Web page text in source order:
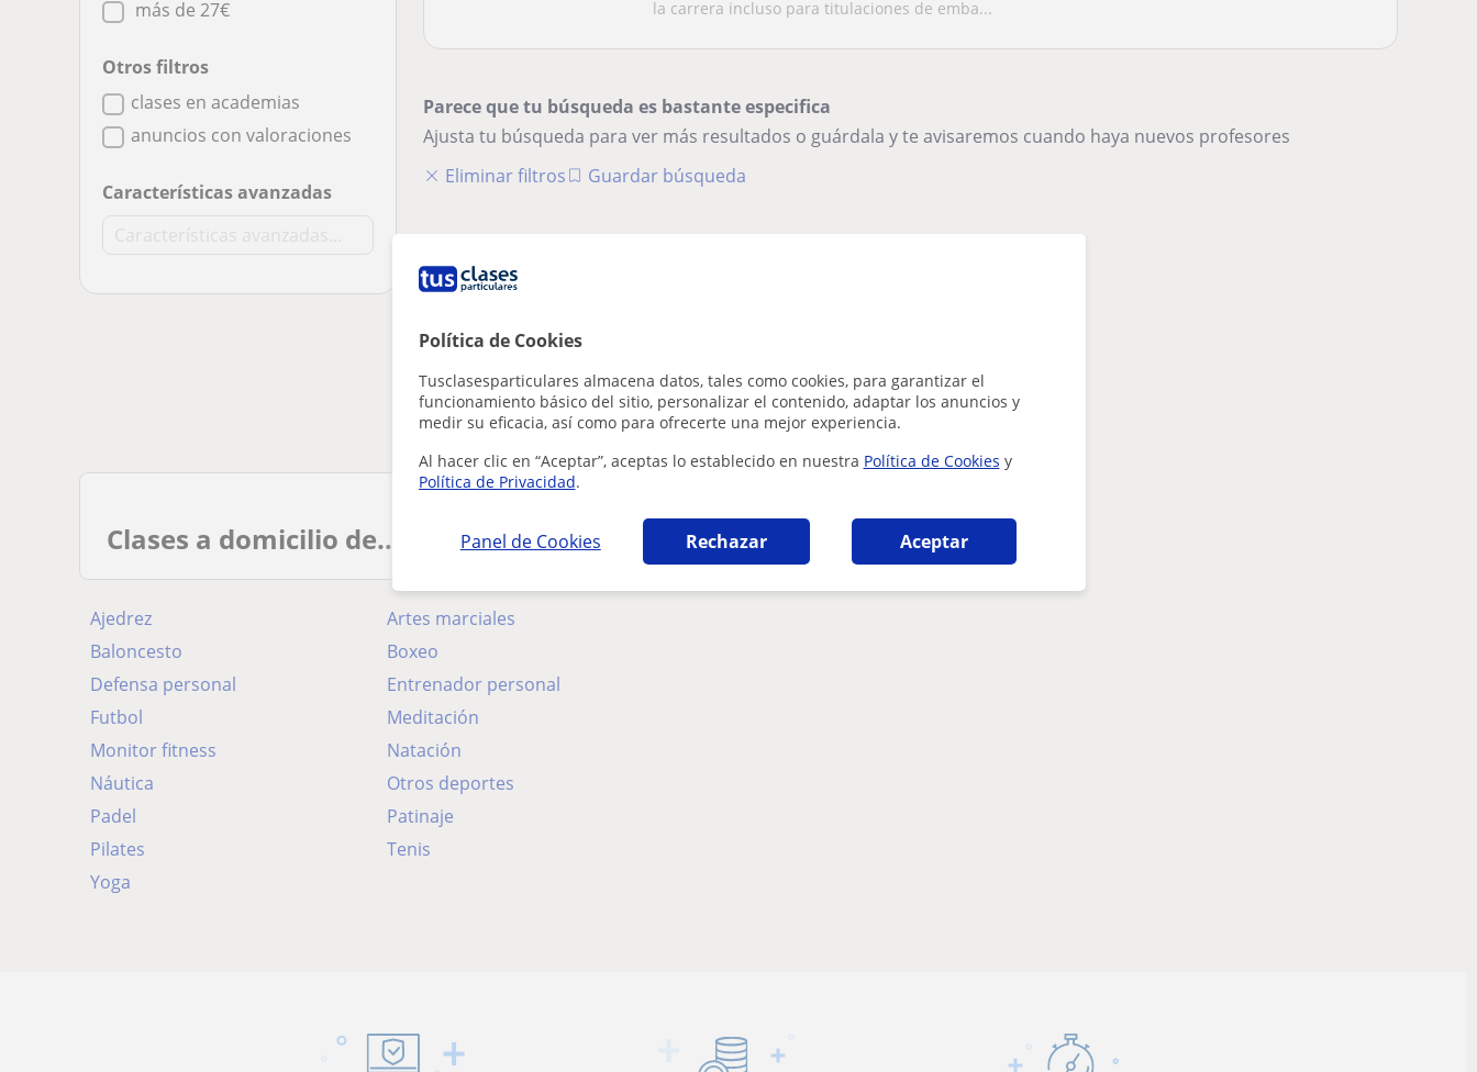
Política de Cookies
Tusclasesparticulares almacena datos, tales como cookies, para garantizar el
funcionamiento básico del sitio, personalizar el contenido, adaptar los anuncios y
medir su eficacia, así como para ofrecerte una mejor experiencia.
Al hacer clic en “Aceptar”, aceptas lo establecido en nuestra Política de Cookies y
Política de Privacidad.
Panel de Cookies Rechazar Aceptar
más de 27€
Otros filtros
clases en academias
anuncios con valoraciones
Características avanzadas
la carrera incluso para titulaciones de emba...
Parece que tu búsqueda es bastante especifica
Ajusta tu búsqueda para ver más resultados o guárdala y te avisaremos cuando haya nuevos profesores
Eliminar filtros
Guardar búsqueda
Clases a domicilio de...
Ajedrez
Artes marciales
Baloncesto
Boxeo
Defensa personal
Entrenador personal
Futbol
Meditación
Monitor fitness
Natación
Náutica
Otros deportes
Padel
Patinaje
Pilates
Tenis
Yoga